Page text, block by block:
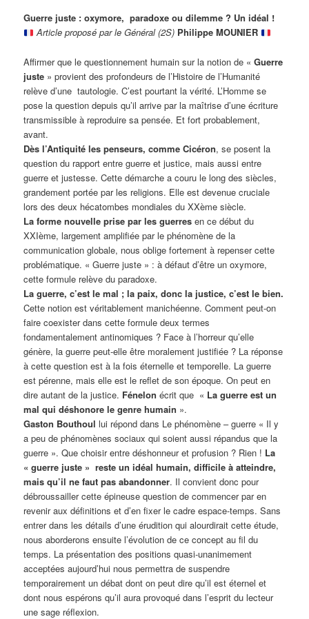
Guerre juste : oxymore, paradoxe ou dilemme ? Un idéal !
Article proposé par le Général (2S) Philippe MOUNIER
Affirmer que le questionnement humain sur la notion de «Guerre
juste » provient des profondeurs de l’Histoire de l’Humanité
relève d’une tautologie. C’est pourtant la vérité. L’Homme se
pose la question depuis qu’il arrive par la maîtrise d’une écriture
transmissible à reproduire sa pensée. Et fort probablement,
avant.
Dès l’Antiquité les penseurs, comme Cicéron, se posent la
question du rapport entre guerre et justice, mais aussi entre
guerre et justesse. Cette démarche a couru le long des siècles,
grandement portée par les religions. Elle est devenue cruciale
lors des deux hécatombes mondiales du XXème siècle.
La forme nouvelle prise par les guerres en ce début du
XXIème, largement amplifiée par le phénomène de la
communication globale, nous oblige fortement à repenser cette
problématique. « Guerre juste » : à défaut d’être un oxymore,
cette formule relève du paradoxe.
La guerre, c’est le mal ; la paix, donc la justice, c’est le bien.
Cette notion est véritablement manichéenne. Comment peut-on
faire coexister dans cette formule deux termes
fondamentalement antinomiques ? Face à l’horreur qu’elle
génère, la guerre peut-elle être moralement justifiée ? La réponse
à cette question est à la fois éternelle et temporelle. La guerre
est pérenne, mais elle est le reflet de son époque. On peut en
dire autant de la justice. Fénelon écrit que « La guerre est un
mal qui déshonore le genre humain ».
Gaston Bouthoullui répond dans Le phénomène – guerre « Il y
a peu de phénomènes sociaux qui soient aussi répandus que la
guerre ». Que choisir entre déshonneur et profusion ? Rien ! La
« guerre juste » reste un idéal humain, difficile à atteindre,
mais qu’il ne faut pas abandonner. Il convient donc pour
débroussailler cette épineuse question de commencer par en
revenir aux définitions et d’en fixer le cadre espace-temps. Sans
entrer dans les détails d’une érudition qui alourdirait cette étude,
nous aborderons ensuite l’évolution de ce concept au fil du
temps. La présentation des positions quasi-unanimement
acceptées aujourd’hui nous permettra de suspendre
temporairement un débat dont on peut dire qu’il est éternel et
dont nous espérons qu’il aura provoqué dans l’esprit du lecteur
une sage réflexion.